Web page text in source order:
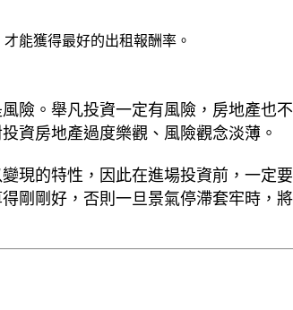
能獲得最好的出租報酬率。
險。舉凡投資一定有風險，房地產也
資房地產過度樂觀、風險觀念淡薄。
現的特性，因此在進場投資前，一定
剛剛好，否則一旦景氣停滯套牢時，